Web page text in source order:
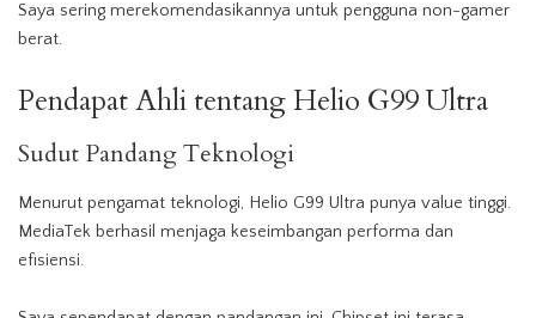
Saya sering merekomendasikannya untuk pengguna non-gamer
berat.
Pendapat Ahli tentang Helio G99 Ultra
Sudut Pandang Teknologi
Menurut pengamat teknologi, Helio G99 Ultra punya value tinggi.
MediaTek berhasil menjaga keseimbangan performa dan
efisiensi.